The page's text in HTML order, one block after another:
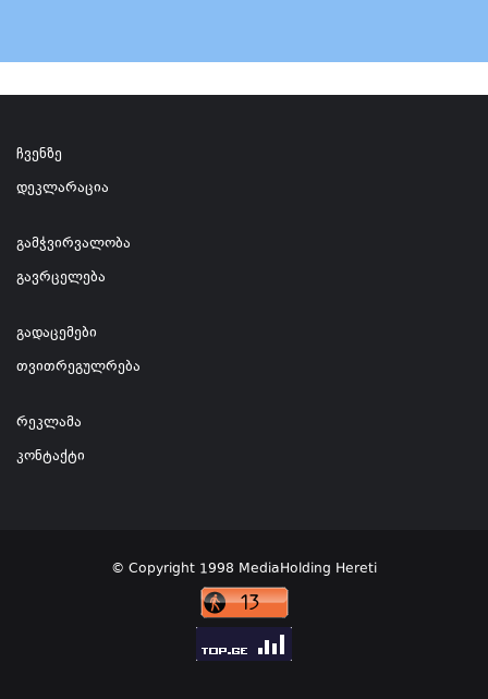
ჩვენზე
დეკლარაცია
გამჭვირვალობა
გავრცელება
გადაცემები
თვითრეგულრება
რეკლამა
კონტაქტი
© Copyright 1998 MediaHolding Hereti